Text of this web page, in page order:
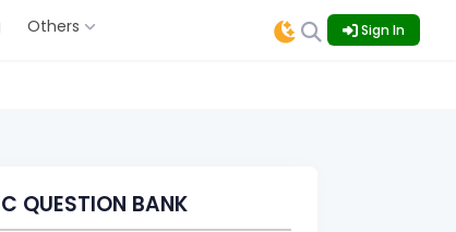
Others Sign In
QUESTION BANK